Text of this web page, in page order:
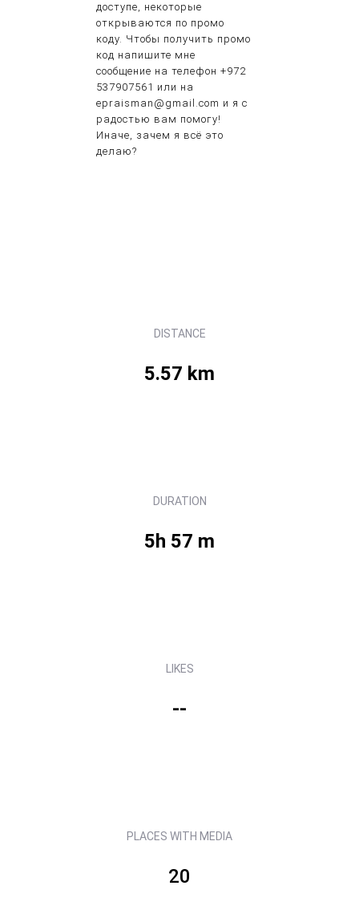
A RAINY AUTUMN DAY IN
доступе, некоторые
открываются по промо
коду. Чтобы получить промо
код напишите мне
сообщение на телефон +972
537907561 или на
epraisman@gmail.com и я с
радостью вам помогу!
Иначе, зачем я всё это
делаю?
DISTANCE
5.57 km
DURATION
5h 57 m
LIKES
--
PLACES WITH MEDIA
20